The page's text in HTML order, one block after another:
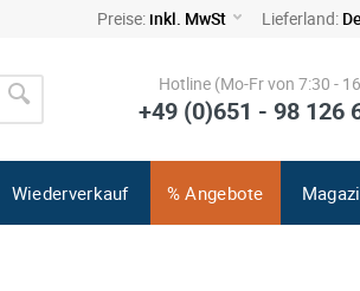
Preise: inkl. MwSt Lieferland:
Hotline (Mo-Fr von 7:30 -
+49 (0)651 - 98 126
Wiederverkauf % Angebote